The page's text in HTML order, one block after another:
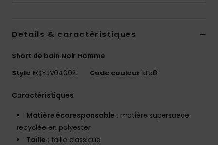
Details & caractéristiques
Short de bain Noir Homme
Style EQYJV04002 Code couleur kta6
Caractéristiques
Matière écoresponsable : matière supersuede
recyclée en polyester
Taille : taille classique